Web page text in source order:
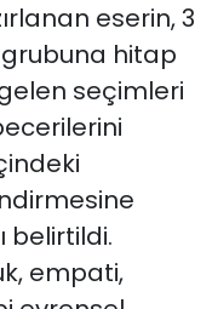
eserin, 3
hitap
seçimleri
belirtildi.
empati,